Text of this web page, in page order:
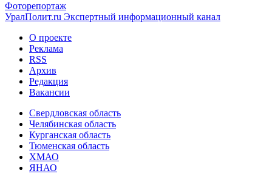
Фоторепортаж
УралПолит.ru Экспертный информационный канал
О проекте
Реклама
RSS
Архив
Редакция
Вакансии
Свердловская область
Челябинская область
Курганская область
Тюменская область
ХМАО
ЯНАО